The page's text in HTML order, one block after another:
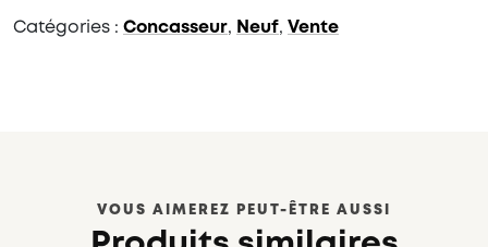
Catégories : Concasseur, Neuf, Vente
VOUS AIMEREZ PEUT-ÊTRE AUSSI